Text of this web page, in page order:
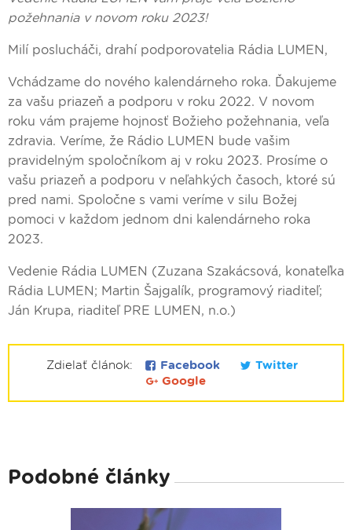
požehnania v novom roku 2023!
Milí poslucháči, drahí podporovatelia Rádia LUMEN,
Vchádzame do nového kalendárneho roka. Ďakujeme
za vašu priazeň a podporu v roku 2022. V novom
roku vám prajeme hojnosť Božieho požehnania, veľa
zdravia. Veríme, že Rádio LUMEN bude vašim
pravidelným spoločníkom aj v roku 2023. Prosíme o
vašu priazeň a podporu v neľahkých časoch, ktoré sú
pred nami. Spoločne s vami veríme v silu Božej
pomoci v každom jednom dni kalendárneho roka
2023.
Vedenie Rádia LUMEN (Zuzana Szakácsová, konateľka
Rádia LUMEN; Martin Šajgalík, programový riaditeľ;
Ján Krupa, riaditeľ PRE LUMEN, n.o.)
Zdielať článok: Facebook
Twitter
Google
Podobné články